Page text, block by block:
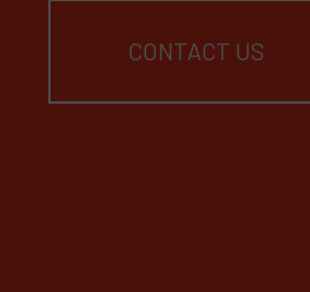
CONTACT US